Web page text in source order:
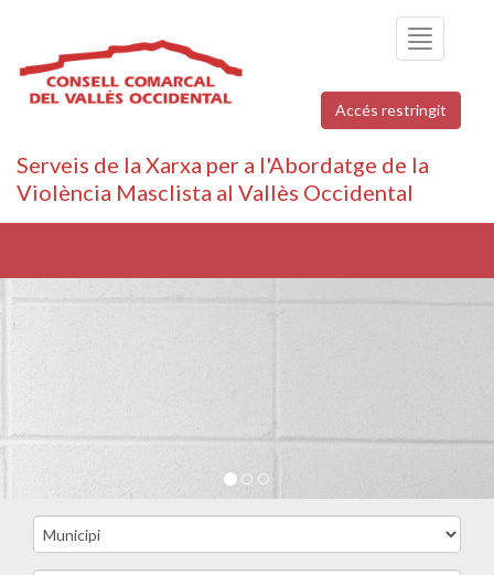
Toggle
navigation
Accés restringit
Serveis de la Xarxa per a l'Abordatge de la
Violència Masclista al Vallès Occidental